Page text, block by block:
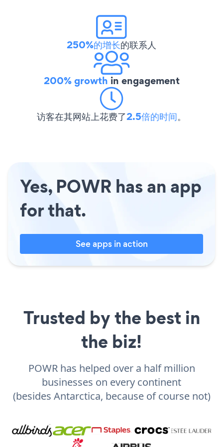
250%的增长的联系人
200% growth in engagement
访客在其网站上花费了2.5倍的时间。
Yes, POWR has an app
for that.
See apps in action
Trusted by the best in
the biz!
POWR has helped over a half million
businesses on every continent
(besides Antarctica, because of course not)